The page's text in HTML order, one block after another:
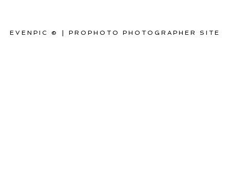
EVENPIC © PROPHOTO PHOTOGRAPHER SITE